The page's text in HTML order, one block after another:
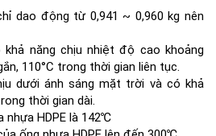
dao động từ 0,941 ~ 0,960 kg nên
khả năng chịu nhiệt độ cao khoảng
110°C trong thời gian liên tục.
dưới ánh sáng mặt trời và có khả
thời gian dài.
nhựa HDPE là 142℃